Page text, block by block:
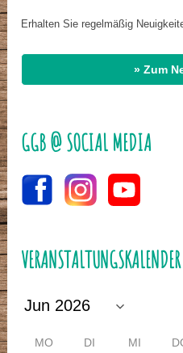
Erhalten Sie regelmäßig
» Zum
GGB @ SOCIAL MEDIA
VERANSTALTUNGSKALENDER
MO DI MI